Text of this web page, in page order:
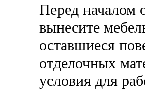
Перед началом
вынесите
оставшиеся
отделочных
условия для